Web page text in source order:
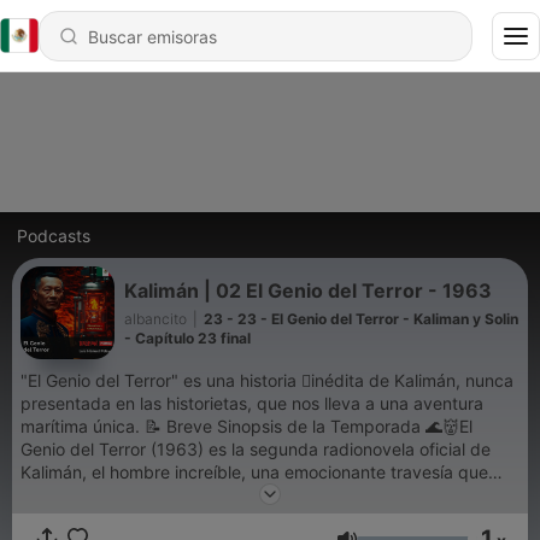
Podcasts
Kalimán | 02 El Genio del Terror - 1963
albancito
23 - 23 - El Genio del Terror - Kaliman y Solin
- Capítulo 23 final
"El Genio del Terror" es una historia 🪎inédita de Kalimán, nunca
presentada en las historietas, que nos lleva a una aventura
marítima única. 📝 Breve Sinopsis de la Temporada 🌊👹El
Genio del Terror (1963) es la segunda radionovela oficial de
Kalimán, el hombre increíble, una emocionante travesía que
sumerge al héroe en las profundidades del suspenso y la